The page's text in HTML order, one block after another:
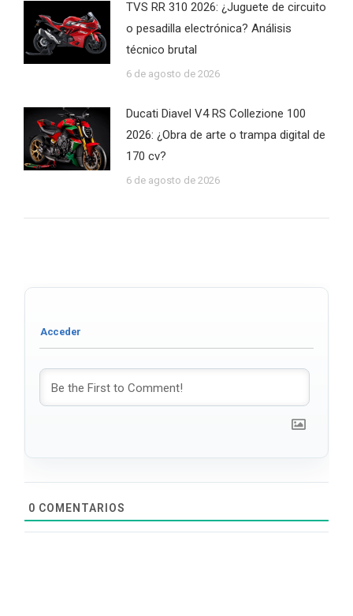
TVS RR 310 2026: ¿Juguete de circuito
o pesadilla electrónica? Análisis
técnico brutal
6 de agosto de 2026
Ducati Diavel V4 RS Collezione 100
2026: ¿Obra de arte o trampa digital de
170 cv?
6 de agosto de 2026
0 COMENTARIOS